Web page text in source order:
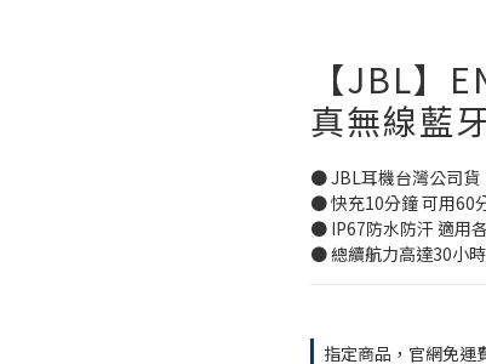
【JBL】
真無線藍
● JBL耳機台灣公司貨
● 快充10分鐘 可用60
● IP67防水防汗 適用
● 總續航力高達30小時
指定商品，官網免運